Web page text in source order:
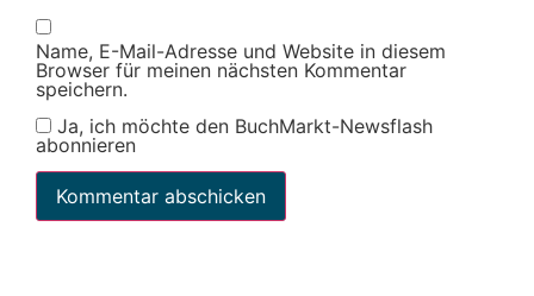
Name, E-Mail-Adresse und Website in diesem
Browser für meinen nächsten Kommentar
speichern.
Ja, ich möchte den BuchMarkt-Newsflash
abonnieren